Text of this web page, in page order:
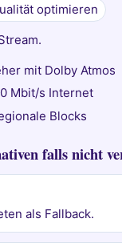
optimieren
mit Dolby Atmos
Mbit/s Internet
Blocks
falls nicht
als Fallback.